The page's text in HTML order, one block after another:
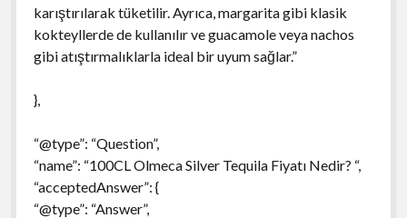
karıştırılarak tüketilir. Ayrıca, margarita gibi klasik
kokteyllerde de kullanılır ve guacamole veya nachos
gibi atıştırmalıklarla ideal bir uyum sağlar.”
},
“@type”: “Question”,
“name”: “100CL Olmeca Silver Tequila Fiyatı Nedir? “,
“acceptedAnswer”: {
“@type”: “Answer”,